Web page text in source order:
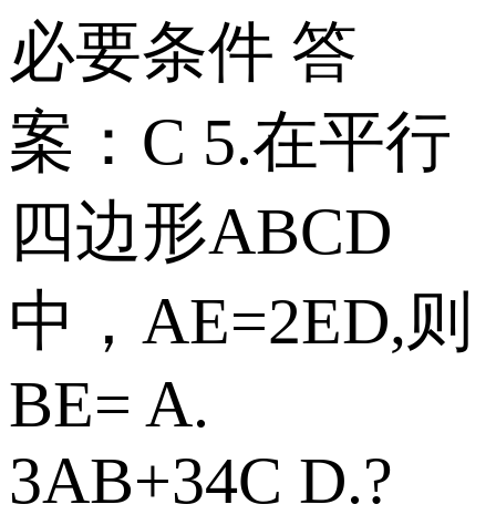
必要条件 答
案：C 5.在平行
四边形ABCD
中，AE=2ED,则
BE= A.
3AB+34C D.?